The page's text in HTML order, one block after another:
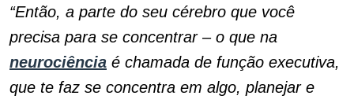
“Então, a parte do seu cérebro que você
precisa para se concentrar – o que na
neurociência é chamada de função executiva,
que te faz se concentra em algo, planejar e